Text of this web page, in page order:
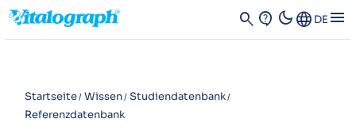
search contact_support dark_modeLanguage DE menu
Startseite Wissen Studiendatenbank
Referenzdatenbank